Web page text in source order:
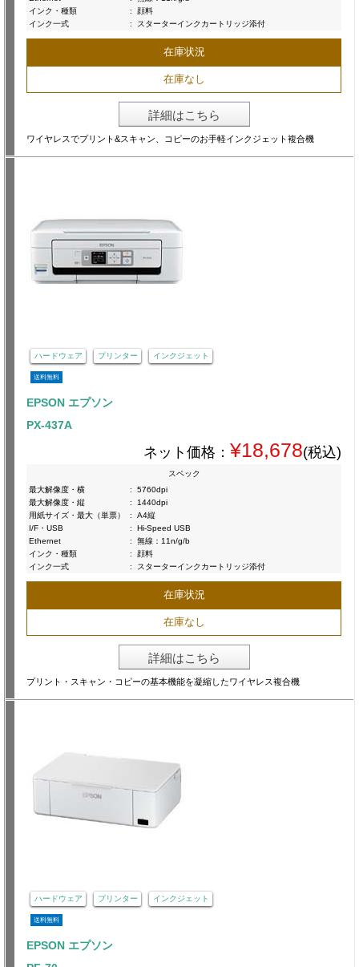
インク・種類
:
顔料
インク一式
: スターターインクカートリッジ添付
在庫状況
在庫なし
詳細はこちら
ワイヤレスでプリント&スキャン、コピーのお手軽インクジェット複合機
ハードウェア プリンター インクジェット
送料無料
EPSON エプソン
PX-437A
ネット価格： ¥18,678(税込)
スペック
最大解像度・横
:
5760dpi
最大解像度・縦
:
1440dpi
用紙サイズ・最大（単票）
:
A4縦
I/F・USB
:
Hi-Speed USB
Ethernet
:
無線：11n/g/b
インク・種類
:
顔料
インク一式
: スターターインクカートリッジ添付
在庫状況
在庫なし
詳細はこちら
プリント・スキャン・コピーの基本機能を凝縮したワイヤレス複合機
ハードウェア プリンター インクジェット
送料無料
EPSON エプソン